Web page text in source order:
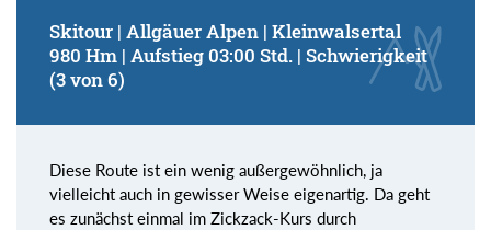
Skitour | Allgäuer Alpen | Kleinwalsertal
980 Hm | Aufstieg 03:00 Std. | Schwierigkeit
(3 von 6)
Diese Route ist ein wenig außergewöhnlich, ja
vielleicht auch in gewisser Weise eigenartig. Da geht
es zunächst einmal im Zickzack-Kurs durch